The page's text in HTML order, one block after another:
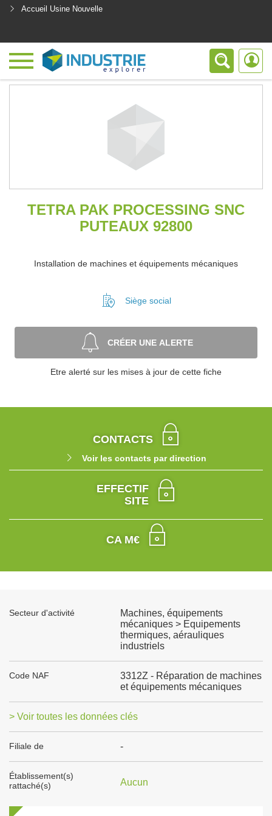
Accueil Usine Nouvelle
TETRA PAK PROCESSING SNC
PUTEAUX 92800
Installation de machines et équipements mécaniques
Siège social
CRÉER UNE ALERTE
Etre alerté sur les mises à jour de cette fiche
CONTACTS
Voir les contacts par direction
EFFECTIF
SITE
CA M€
Secteur d'activité
Machines, équipements
mécaniques > Equipements
thermiques, aérauliques
industriels
Code NAF
3312Z - Réparation de machines
et équipements mécaniques
> Voir toutes les données clés
Filiale de -
Établissement(s)
rattaché(s)
Aucun